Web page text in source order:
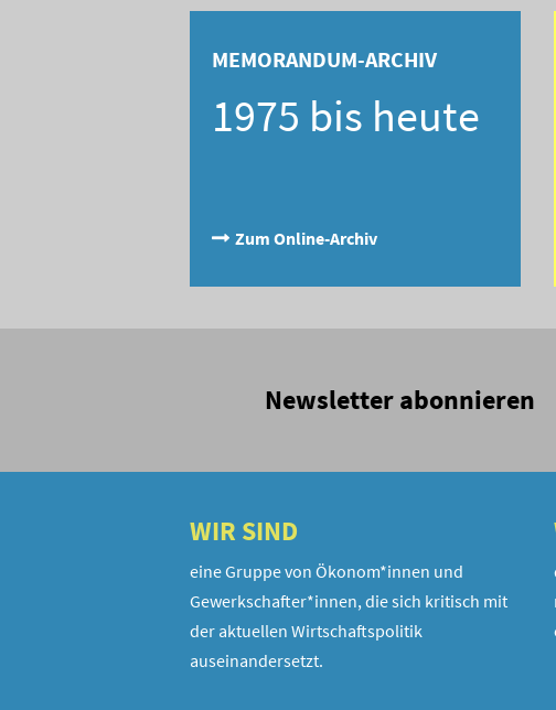
MEMORANDUM-ARCHIV
1975 bis heute
Zum Online-Archiv
Newsletter abonnieren
WIR SIND
eine Gruppe von Ökonom*innen und
Gewerkschafter*innen, die sich kritisch mit
der aktuellen Wirtschaftspolitik
auseinandersetzt.